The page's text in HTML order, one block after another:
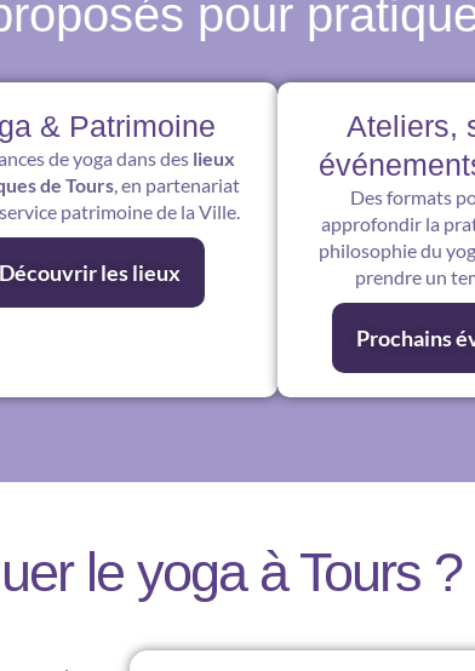
pour
& Patrimoine
de yoga dans des lieux
de Tours, en partenariat
patrimoine de la Ville.
Découvrir les lieux
Ateliers,
Des formats
approfondir la
philosophie du
prendre un
Prochains
le yoga à Tours ?